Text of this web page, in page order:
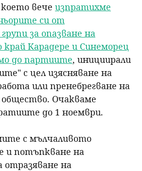
вече изпратихме
си от
за опазване на
Карадере и Синеморец
до партиите, инициирали
с цел изясняване на
или пренебрегване на
Очакваме
до 1 ноември.
с мълчаливото
и потъпкване на
отразяване на